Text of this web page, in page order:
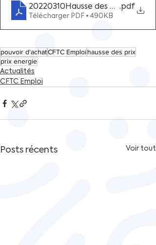
20220310Hausse des prix la
.pdf
Télécharger PDF • 490KB
pouvoir d'achatCFTC Emploihausse des prix
prix energie
Actualités
CFTC Emploi
Posts récents Voir tout